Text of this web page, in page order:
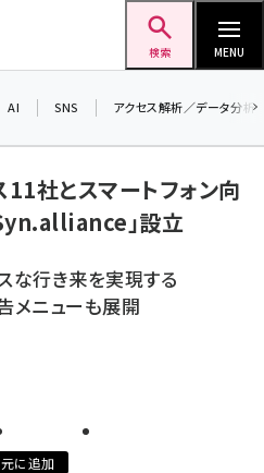
検索 MENU
AI SNS アクセス解析／データ分析
11社とスマートフォン向
」設立
な行き来を実現する
メニューも展開
に追加
る